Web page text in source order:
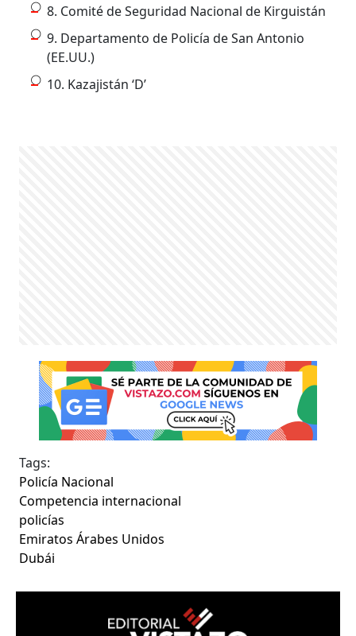
8. Comité de Seguridad Nacional de Kirguistán
9. Departamento de Policía de San Antonio
(EE.UU.)
10. Kazajistán ‘D’
Tags:
Policía Nacional
Competencia internacional
policías
Emiratos Árabes Unidos
Dubái